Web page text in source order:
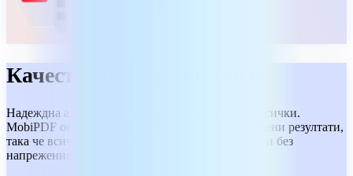
Качество без компромиси
Надеждна алтернатива на Adobe, създадена за всички.
MobiPDF осигурява постоянни и висококачествени резултати,
така че всички потребители да работят уверено и без
напрежение.